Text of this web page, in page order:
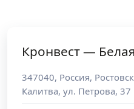
Кронвест —
347040, Россия,
Калитва, ул. Петрова, 37